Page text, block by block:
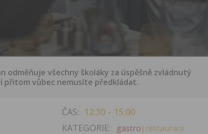
odměňuje všechny školáky za úspěšně zvládnutý
přitom vůbec nemusíte předkládat.
ČAS: 12:30 - 15:00
KATEGORIE:
gastro |restaurace